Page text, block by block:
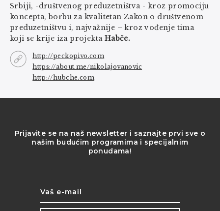
Srbiji, -društvenog preduzetništva - kroz promociju
koncepta, borbu za kvalitetan Zakon o društvenom
preduzetništvu i, najvažnije – kroz vođenje tima
koji se krije iza projekta Habče.
http://peckopivo.com
https://about.me/nikolajovanovic
http://hubche.com
Prijavite se na naš newsletter i saznajte prvi sve o
našim budućim programima i specijalnim
ponudama!